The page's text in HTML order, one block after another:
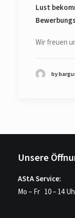
Lust
Wir freuen
by
Unsere
AStA Service:
Mo – Fr 10 – 14